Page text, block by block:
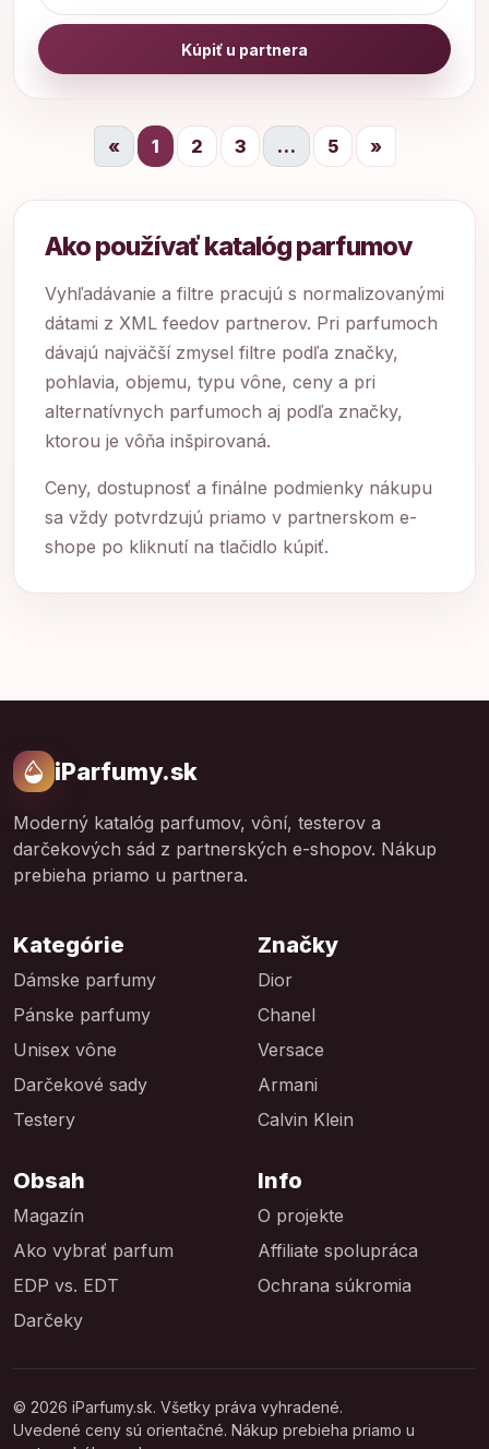
Kúpiť u partnera
« 1 2 3 … 5 »
Ako používať katalóg parfumov
Vyhľadávanie a filtre pracujú s normalizovanými
dátami z XML feedov partnerov. Pri parfumoch
dávajú najväčší zmysel filtre podľa značky,
pohlavia, objemu, typu vône, ceny a pri
alternatívnych parfumoch aj podľa značky,
ktorou je vôňa inšpirovaná.
Ceny, dostupnosť a finálne podmienky nákupu
sa vždy potvrdzujú priamo v partnerskom e-
shope po kliknutí na tlačidlo kúpiť.
iParfumy.sk
Moderný katalóg parfumov, vôní, testerov a
darčekových sád z partnerských e-shopov. Nákup
prebieha priamo u partnera.
Kategórie
Dámske parfumy
Pánske parfumy
Unisex vône
Darčekové sady
Testery
Značky
Dior
Chanel
Versace
Armani
Calvin Klein
Obsah
Magazín
Ako vybrať parfum
EDP vs. EDT
Darčeky
Info
O projekte
Affiliate spolupráca
Ochrana súkromia
© 2026 iParfumy.sk. Všetky práva vyhradené.
Uvedené ceny sú orientačné. Nákup prebieha priamo u